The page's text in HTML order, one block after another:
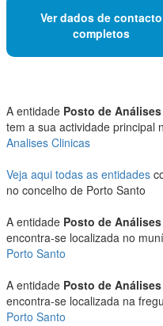
Ver dados de contacto
completos
A entidade Posto de
tem a sua actividade principal
Analises Clinicas
Veja aqui todas as entidades
no concelho de Porto Santo
A entidade Posto de
encontra-se localizada no
Porto Santo
A entidade Posto de
encontra-se localizada na
Porto Santo